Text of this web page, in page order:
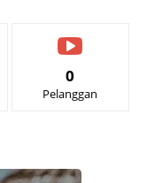
0
Pelanggan